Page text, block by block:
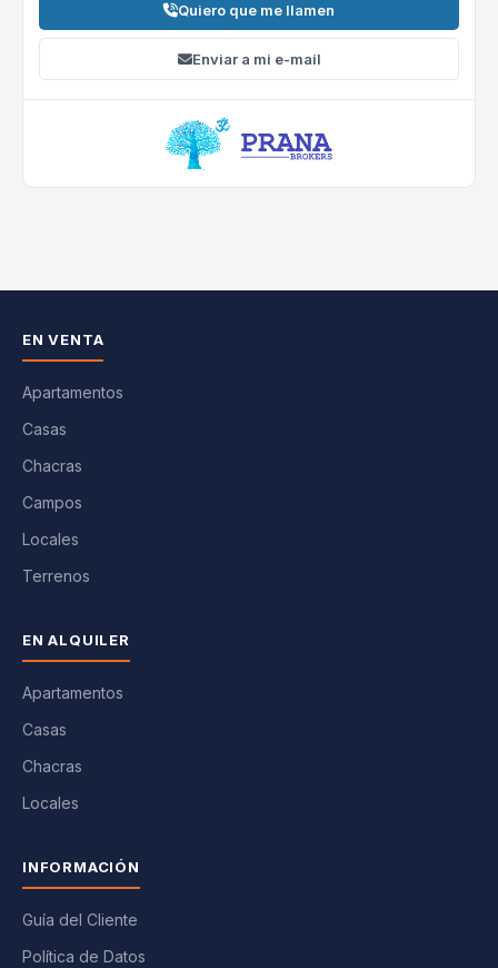
Quiero que me llamen
Enviar a mi e-mail
EN VENTA
Apartamentos
Casas
Chacras
Campos
Locales
Terrenos
EN ALQUILER
Apartamentos
Casas
Chacras
Locales
INFORMACIÓN
Guía del Cliente
Política de Datos